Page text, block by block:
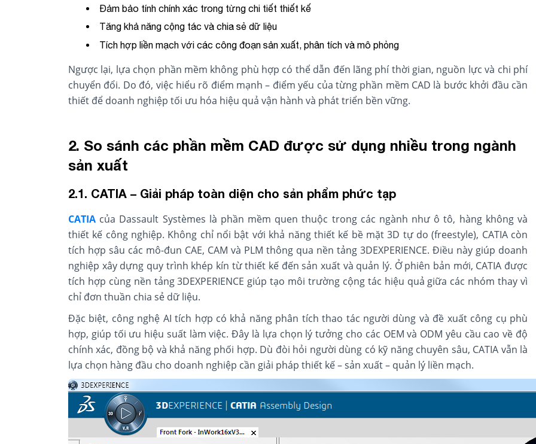
Đảm bảo tính chính xác trong từng chi tiết thiết kế
Tăng khả năng cộng tác và chia sẻ dữ liệu
Tích hợp liền mạch với các công đoạn sản xuất, phân tích và mô phỏng
Ngược lại, lựa chọn phần mềm không phù hợp có thể dẫn đến lãng phí thời gian, nguồn lực và chi phí
chuyển đổi. Do đó, việc hiểu rõ điểm mạnh – điểm yếu của từng phần mềm CAD là bước khởi đầu cần
thiết để doanh nghiệp tối ưu hóa hiệu quả vận hành và phát triển bền vững.
2. So sánh các phần mềm CAD được sử dụng nhiều trong ngành
sản xuất
2.1. CATIA – Giải pháp toàn diện cho sản phẩm phức tạp
CATIA của Dassault Systèmes là phần mềm quen thuộc trong các ngành như ô tô, hàng không và
thiết kế công nghiệp. Không chỉ nổi bật với khả năng thiết kế bề mặt 3D tự do (freestyle), CATIA còn
tích hợp sâu các mô-đun CAE, CAM và PLM thông qua nền tảng 3DEXPERIENCE. Điều này giúp doanh
nghiệp xây dựng quy trình khép kín từ thiết kế đến sản xuất và quản lý. Ở phiên bản mới, CATIA được
tích hợp cùng nền tảng 3DEXPERIENCE giúp tạo môi trường cộng tác hiệu quả giữa các nhóm thay vì
chỉ đơn thuần chia sẻ dữ liệu.
Đặc biệt, công nghệ AI tích hợp có khả năng phân tích thao tác người dùng và đề xuất công cụ phù
hợp, giúp tối ưu hiệu suất làm việc. Đây là lựa chọn lý tưởng cho các OEM và ODM yêu cầu cao về độ
chính xác, đồng bộ và khả năng phối hợp. Dù đòi hỏi người dùng có kỹ năng chuyên sâu, CATIA vẫn là
lựa chọn hàng đầu cho doanh nghiệp cần giải pháp thiết kế – sản xuất – quản lý liền mạch.